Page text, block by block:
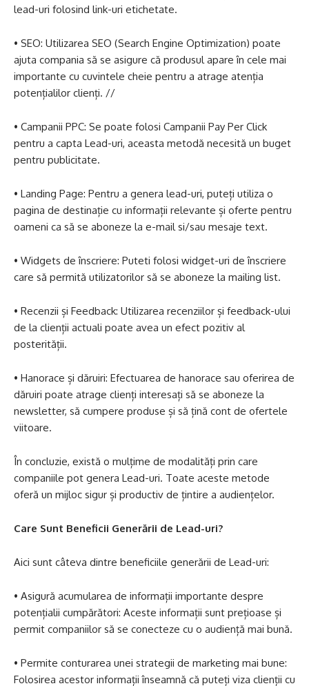
lead-uri folosind link-uri etichetate.
• SEO: Utilizarea SEO (Search Engine Optimization) poate
ajuta compania să se asigure că produsul apare în cele mai
importante cu cuvintele cheie pentru a atrage atenția
potențialilor clienți. //
• Campanii PPC: Se poate folosi Campanii Pay Per Click
pentru a capta Lead-uri, aceasta metodă necesită un buget
pentru publicitate.
• Landing Page: Pentru a genera lead-uri, puteți utiliza o
pagina de destinație cu informații relevante și oferte pentru
oameni ca să se aboneze la e-mail si/sau mesaje text.
• Widgets de înscriere: Puteti folosi widget-uri de înscriere
care să permită utilizatorilor să se aboneze la mailing list.
• Recenzii și Feedback: Utilizarea recenziilor și feedback-ului
de la clienții actuali poate avea un efect pozitiv al
posterității.
• Hanorace și dăruiri: Efectuarea de hanorace sau oferirea de
dăruiri poate atrage clienți interesați să se aboneze la
newsletter, să cumpere produse și să țină cont de ofertele
viitoare.
În concluzie, există o mulțime de modalități prin care
companiile pot genera Lead-uri. Toate aceste metode
oferă un mijloc sigur și productiv de țintire a audiențelor.
Care Sunt Beneficii Generării de Lead-uri?
Aici sunt câteva dintre beneficiile generării de Lead-uri:
• Asigură acumularea de informații importante despre
potențialii cumpărători: Aceste informații sunt prețioase și
permit companiilor să se conecteze cu o audiență mai bună.
• Permite conturarea unei strategii de marketing mai bune:
Folosirea acestor informații înseamnă că puteți viza clienții cu